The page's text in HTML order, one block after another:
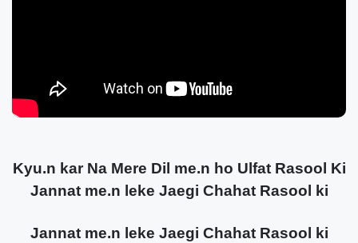
Kyu.n kar Na Mere Dil me.n ho Ulfat Rasool Ki
Jannat me.n leke Jaegi Chahat Rasool ki
Jannat me.n leke Jaegi Chahat Rasool ki